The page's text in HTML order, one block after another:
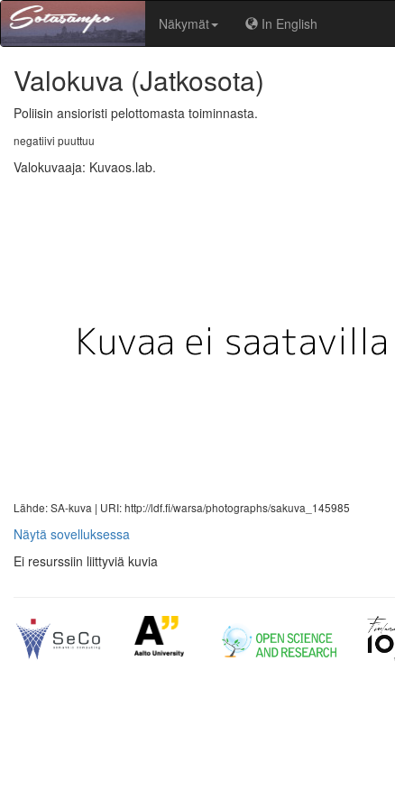
Näkymät In English
Valokuva (Jatkosota)
Poliisin ansioristi pelottomasta toiminnasta.
negatiivi puuttuu
Valokuvaaja: Kuvaos.lab.
Lähde: SA-kuva | URI: http://ldf.fi/warsa/photographs/sakuva_145985
Näytä sovelluksessa
Ei resurssiin liittyviä kuvia